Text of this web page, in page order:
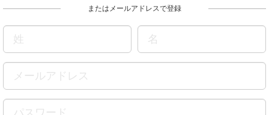
またはメールアドレスで登録